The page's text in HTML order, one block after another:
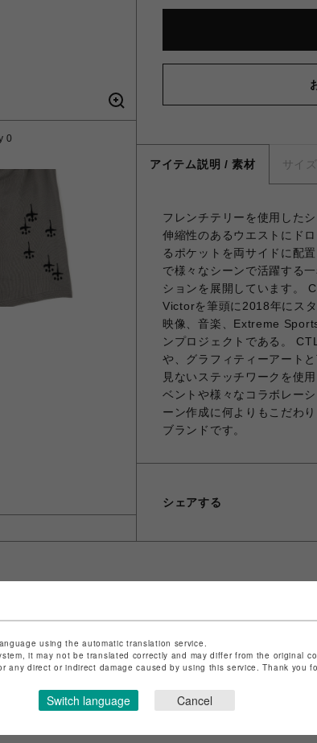
0
アイテム説明 / 素材 サイズ
フレンチテリーを使用した
伸縮性のあるウエストにド
るポケットを両サイドに配
で様々なシーンで活躍する
ションを展開しています。
Victorを筆頭に2018年にス
映像、音楽、Extreme
ンプロジェクトである。
や、グラフィティーアート
見ないステッチワークを使
ベントや様々なコラボレー
ーン作成に何よりもこだわ
ブランドです。
シェアする
名古屋PARCO
問い合わせは こちら
using the automatic translation service.
it may not be translated correctly and may differ from the original
any direct or indirect damage caused by using this service. Thank you
Switch language Cancel